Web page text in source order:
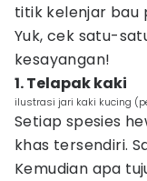
titik kelenjar bau
Yuk, cek satu-
kesayangan!
1. Telapak kaki
ilustrasi jari kaki kucing
Setiap spesies
khas tersendiri.
Kemudian apa